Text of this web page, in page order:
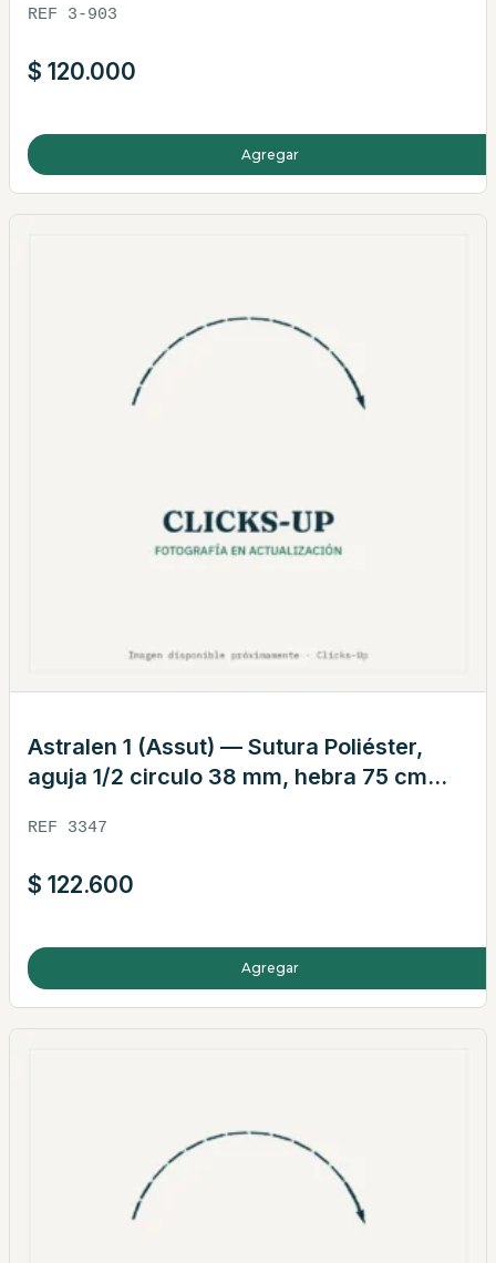
REF 3-903
$ 120.000
Agregar
Astralen 1 (Assut) — Sutura Poliéster,
aguja 1/2 circulo 38 mm, hebra 75 cm
REF 3347
$ 122.600
Agregar